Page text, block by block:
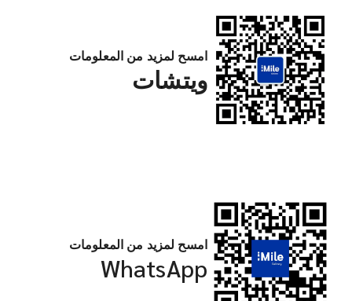
امسح لمزيد من المعلومات
ويتشات
امسح لمزيد من المعلومات
WhatsApp